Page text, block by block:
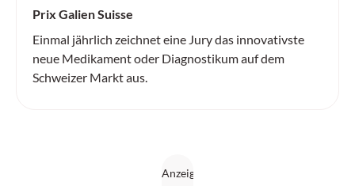
Prix Galien Suisse
Einmal jährlich zeichnet eine Jury das innovativste
neue Medikament oder Diagnostikum auf dem
Schweizer Markt aus.